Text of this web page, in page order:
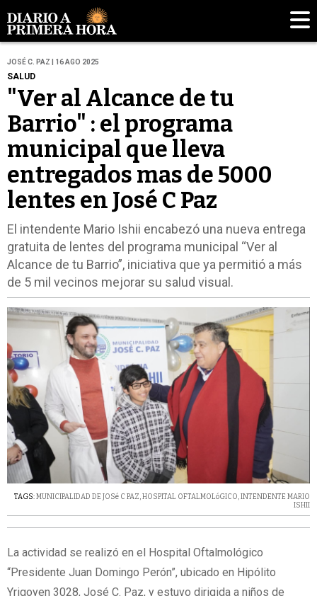
JOSÉ C. PAZ | 16 AGO 2025
SALUD
"Ver al Alcance de tu
Barrio" : el programa
municipal que lleva
entregados mas de 5000
lentes en José C Paz
El intendente Mario Ishii encabezó una nueva entrega
gratuita de lentes del programa municipal “Ver al
Alcance de tu Barrio”, iniciativa que ya permitió a más
de 5 mil vecinos mejorar su salud visual.
TAGS:MUNICIPALIDAD DE JOSé C PAZ,HOSPITAL OFTALMOLóGICO,INTENDENTE MARIO
ISHII
La actividad se realizó en el Hospital Oftalmológico
“Presidente Juan Domingo Perón”, ubicado en Hipólito
Yrigoyen 3028, José C. Paz, y estuvo dirigida a niños de